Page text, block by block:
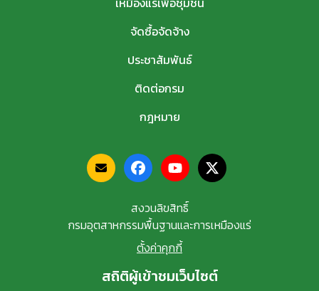
จัดซื้อจัดจ้าง
ประชาสัมพันธ์
ติดต่อกรม
กฎหมาย
สงวนลิขสิทธิ์
กรมอุตสาหกรรมพื้นฐานและการเหมืองแร่
ตั้งค่าคุกกี้
สถิติผู้เข้าชมเว็บไซต์